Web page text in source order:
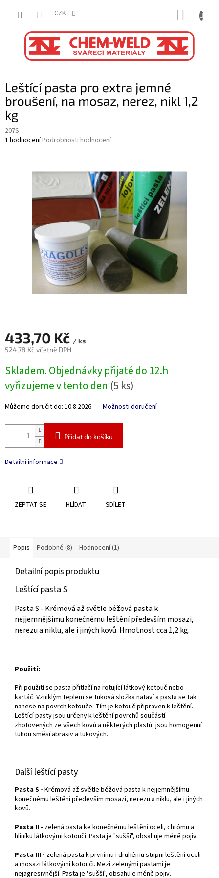
CZK
Leštící pasta pro extra jemné
broušení, na mosaz, nerez, nikl 1,2
kg
207S
Průměrné
1 hodnoceníPodrobnosti hodnocení
433,70 Kč / ks
524,78 Kč včetně DPH
cena:
Skladem. Objednávky přijaté do 12.h
vyřizujeme v tento den (5 ks)
Můžeme doručit do: 10.8.2026 Možnosti doručení
Přidat do košíku
Detailní informace
ZEPTAT SE HLÍDAT SDÍLET
Popis Podobné (8) Hodnocení (1)
Detailní popis produktu
Leštící pasta S
Pasta S - Krémová až světle béžová pasta k
nejjemnějšímu konečnému leštění především mosazi,
nerezu a niklu, ale i jiných kovů. Hmotnost cca 1,2 kg.
Použití:
Při použití se pasta přitlačí na rotující látkový kotouč nebo
kartáč. Vzniklým teplem se tuková složka nataví a pasta se tak
nanese na povrch kotouče. Tím je kotouč připraven k leštění.
Leštící pasty jsou určeny k leštění povrchů součástí
zhotovených ze všech kovů a některých plastů, jsou homogenní
tuhou směsí abrasiv a tukových.
Další leštící pasty
Pasta S - Krémová až světle béžová pasta k nejjemnějšímu
konečnému leštění především mosazi, nerezu a niklu, ale i jiných
kovů.
Pasta II - zelená pasta ke konečnému leštění oceli, chrómu a
hliníku látkovými kotouči. Pasta je "sušší", obsahuje méně pojiv.
Pasta III - zelená pasta k prvnímu i druhému stupni leštění oceli
a mosazi látkovými kotouči. Mezi zelenými pastami je
nejagresivnější. Pasta je "sušší", obsahuje méně pojiv.